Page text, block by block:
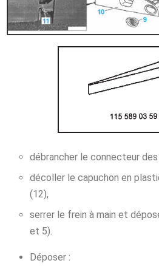
débrancher le connecteur
décoller le capuchon en
(12),
serrer le frein à main et
et 5).
Déposer :